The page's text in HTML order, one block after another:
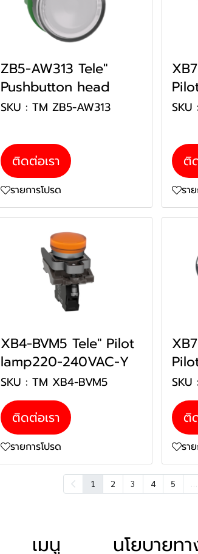
ZB5-AW313 Tele"
Pushbutton head
SKU : TM ZB5-AW313
ติดต่อเรา
รายการโปรด
ติ
รา
XB4-BVM5 Tele" Pilot
lamp220-240VAC-Y
SKU : TM XB4-BVM5
ติดต่อเรา
รายการโปรด
ติ
รา
1 2 3 4 5
เมนู นโยบายท